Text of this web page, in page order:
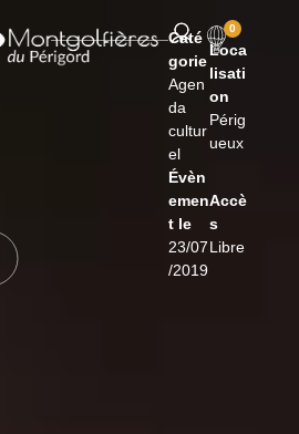
0
Caté
gorie
Agen
da
cultur
el
Loca
lisati
on
Périg
ueux
Évèn
emen
t le
23/07
/2019
Accè
s
Libre